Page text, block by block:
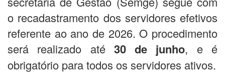
o recadastramento dos servidores efetivos
referente ao ano de 2026. O procedimento
será realizado até30 de junho, e é
obrigatório para todos os servidores ativos.